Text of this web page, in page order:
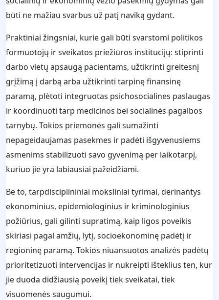
būti ne mažiau svarbus už patį naviką gydant.
Praktiniai žingsniai, kurie gali būti svarstomi politikos
formuotojų ir sveikatos priežiūros institucijų: stiprinti
darbo vietų apsaugą pacientams, užtikrinti greitesnį
grįžimą į darbą arba užtikrinti tarpinę finansinę
paramą, plėtoti integruotas psichosocialines paslaugas
ir koordinuoti tarp medicinos bei socialinės pagalbos
tarnybų. Tokios priemonės gali sumažinti
nepageidaujamas pasekmes ir padėti išgyvenusiems
asmenims stabilizuoti savo gyvenimą per laikotarpį,
kuriuo jie yra labiausiai pažeidžiami.
Be to, tarpdisciplininiai moksliniai tyrimai, derinantys
ekonominius, epidemiologinius ir kriminologinius
požiūrius, gali gilinti supratimą, kaip ligos poveikis
skiriasi pagal amžių, lytį, socioekonominę padėtį ir
regioninę paramą. Tokios niuansuotos analizės padėtų
prioritetizuoti intervencijas ir nukreipti išteklius ten, kur
jie duoda didžiausią poveikį tiek sveikatai, tiek
visuomenės saugumui.